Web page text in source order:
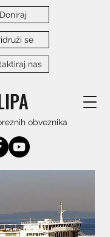
obveznika
Doniraj
se
nas